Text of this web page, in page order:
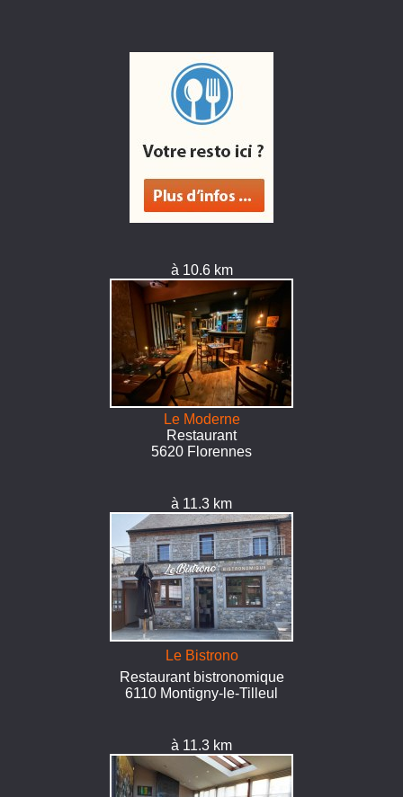
à 10.6 km
Le Moderne
Restaurant
5620 Florennes
à 11.3 km
Le Bistrono
Restaurant bistronomique
6110 Montigny-le-Tilleul
à 11.3 km